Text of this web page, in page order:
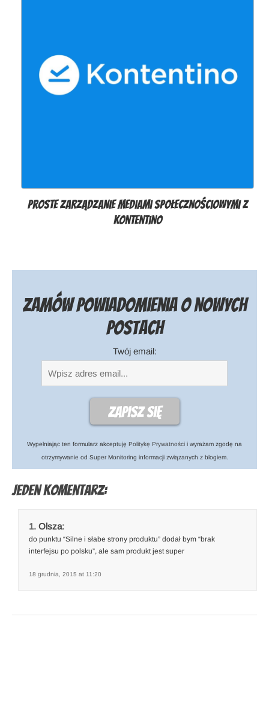
Proste zarządzanie mediami społecznościowymi z
Kontentino
Zamów powiadomienia o nowych
postach
Twój email:
Wypełniając ten formularz akceptuję Politykę Prywatności i wyrażam zgodę na
otrzymywanie od Super Monitoring informacji związanych z blogiem.
Jeden komentarz:
Olsza:
do punktu “Silne i słabe strony produktu” dodał bym “brak
interfejsu po polsku”, ale sam produkt jest super
18 grudnia, 2015 at 11:20